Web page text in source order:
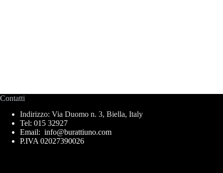
Contatti
Indirizzo: Via Duomo n. 3, Biella, Italy
Tel: 015 32927
Email: info@burattiuno.com
P.IVA 02027390026